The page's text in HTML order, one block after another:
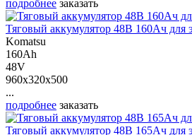
подробнее заказать
Тяговый аккумулятор 48В 160Ач для
Komatsu
160Ah
48V
960x320x500
...
подробнее заказать
Тяговый аккумулятор 48В 165Ач для